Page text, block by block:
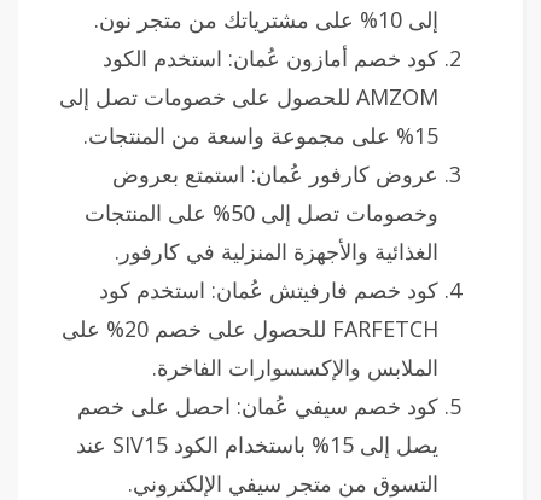
إلى 10% على مشترياتك من متجر نون.
كود خصم أمازون عُمان: استخدم الكود
AMZOM للحصول على خصومات تصل إلى
15% على مجموعة واسعة من المنتجات.
عروض كارفور عُمان: استمتع بعروض
وخصومات تصل إلى 50% على المنتجات
الغذائية والأجهزة المنزلية في كارفور.
كود خصم فارفيتش عُمان: استخدم كود
FARFETCH للحصول على خصم 20% على
الملابس والإكسسوارات الفاخرة.
كود خصم سيفي عُمان: احصل على خصم
يصل إلى 15% باستخدام الكود SIV15 عند
التسوق من متجر سيفي الإلكتروني.